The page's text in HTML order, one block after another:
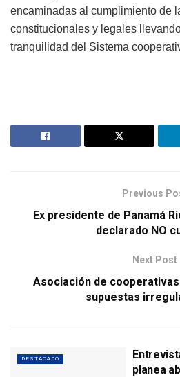
encaminadas al cumplimiento de
constitucionales y legales
tranquilidad del Sistema
Previous
Ex presidente de Panamá
declarado NO
Next Post
Asociación de
supuestas
DESTACADO
planea